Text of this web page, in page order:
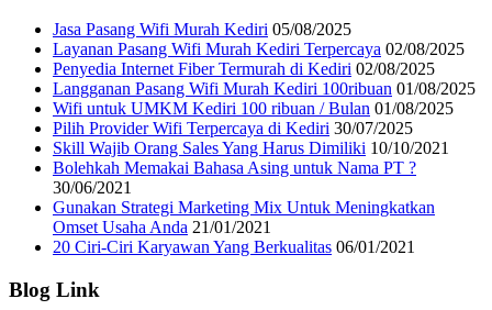
Jasa Pasang Wifi Murah Kediri 05/08/2025
Layanan Pasang Wifi Murah Kediri Terpercaya 02/08/2025
Penyedia Internet Fiber Termurah di Kediri 02/08/2025
Langganan Pasang Wifi Murah Kediri 100ribuan 01/08/2025
Wifi untuk UMKM Kediri 100 ribuan / Bulan 01/08/2025
Pilih Provider Wifi Terpercaya di Kediri 30/07/2025
Skill Wajib Orang Sales Yang Harus Dimiliki 10/10/2021
Bolehkah Memakai Bahasa Asing untuk Nama PT ?
30/06/2021
Gunakan Strategi Marketing Mix Untuk Meningkatkan
Omset Usaha Anda 21/01/2021
20 Ciri-Ciri Karyawan Yang Berkualitas 06/01/2021
Blog Link